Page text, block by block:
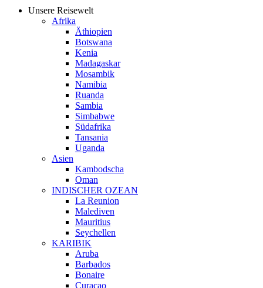
Unsere Reisewelt
Afrika
Äthiopien
Botswana
Kenia
Madagaskar
Mosambik
Namibia
Ruanda
Sambia
Simbabwe
Südafrika
Tansania
Uganda
Asien
Kambodscha
Oman
INDISCHER OZEAN
La Reunion
Malediven
Mauritius
Seychellen
KARIBIK
Aruba
Barbados
Bonaire
Curacao